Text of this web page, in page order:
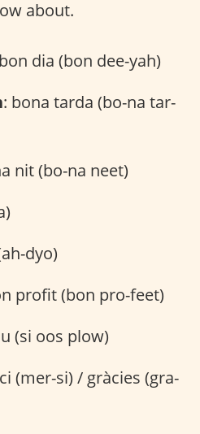
about.
dia (bon dee-yah)
: bona tarda (bo-na tar-
nit (bo-na neet)
dyo)
profit (bon pro-feet)
(si oos plow)
(mer-si) / gràcies (gra-